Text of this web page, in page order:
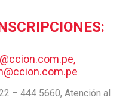
– 444 5660, Atención al